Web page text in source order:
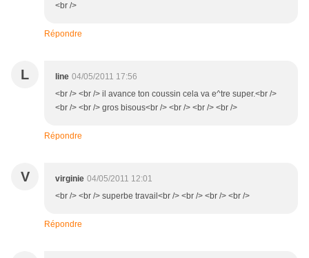
<br />
Répondre
L line 04/05/2011 17:56
<br /> <br /> il avance ton coussin cela va e^tre super.<br />
<br /> <br /> gros bisous<br /> <br /> <br /> <br />
Répondre
V virginie 04/05/2011 12:01
<br /> <br /> superbe travail<br /> <br /> <br /> <br />
Répondre